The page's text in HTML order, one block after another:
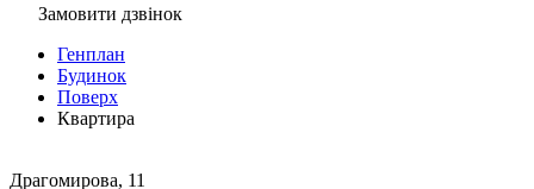
Замовити дзвінок
Генплан
Будинок
Поверх
Квартира
Драгомирова, 11